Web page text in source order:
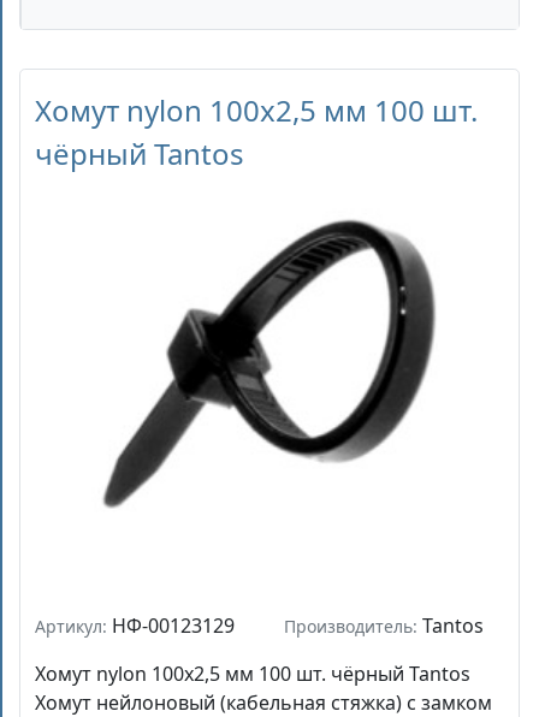
Хомут nylon 100x2,5 мм 100 шт.
чёрный Tantos
Артикул: НФ-00123129 Производитель: Tantos
Хомут nylon 100x2,5 мм 100 шт. чёрный Tantos
Хомут нейлоновый (кабельная стяжка) с замком